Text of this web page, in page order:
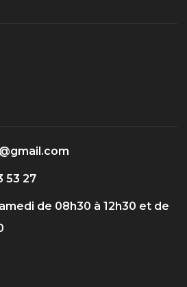
53 27
de 08h30 à 12h30 et de